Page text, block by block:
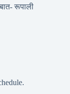
रूपाली